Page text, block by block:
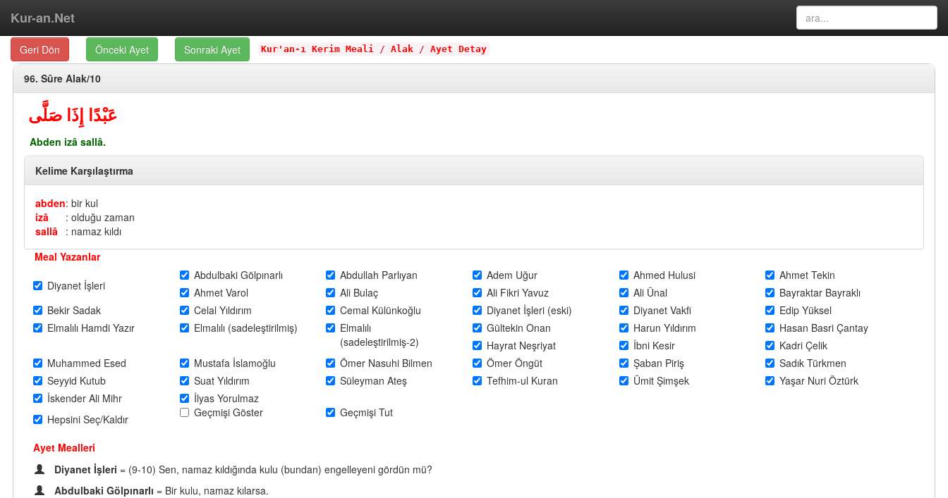
Kur-an.Net
Geri Dön Önceki Ayet Sonraki Ayet Kur'an-ı Kerim Meali / Alak / Ayet Detay
96. Sûre Alak/10
عَبْدًا إِذَا صَلَّى
Abden izâ sallâ.
Kelime Karşılaştırma
abden: bir kul
izâ
: olduğu zaman
sallâ : namaz kıldı
Meal Yazanlar
Diyanet İşleri
Abdulbaki Gölpınarlı Abdullah Parlıyan Adem Uğur Ahmed Hulusi
Ahmet Tekin
Ahmet Varol
Ali Bulaç Ali Fikri Yavuz Ali Ünal
Bayraktar Bayraklı
Bekir Sadak
Celal Yıldırım Cemal Külünkoğlu Diyanet İşleri (eski) Diyanet Vakfi
Edip Yüksel
Elmalılı Hamdi Yazır
Elmalılı (sadeleştirilmiş)
Elmalılı
(sadeleştirilmiş-2)
Gültekin Onan Harun Yıldırım
Hasan Basri Çantay
Hayrat Neşriyat
İbni Kesir
Kadri Çelik
Muhammed Esed
Mustafa İslamoğlu Ömer Nasuhi Bilmen Ömer Öngüt Şaban Piriş
Sadık Türkmen
Seyyid Kutub
Suat Yıldırım Süleyman Ateş Tefhim-ul Kuran Ümit Şimşek
Yaşar Nuri Öztürk
İskender Ali Mihr
İlyas Yorulmaz
Hepsini Seç/Kaldır
Geçmişi Göster Geçmişi Tut
Ayet Mealleri
Diyanet İşleri = (9-10) Sen, namaz kıldığında kulu (bundan) engelleyeni gördün mü?
Abdulbaki Gölpınarlı = Bir kulu, namaz kılarsa.